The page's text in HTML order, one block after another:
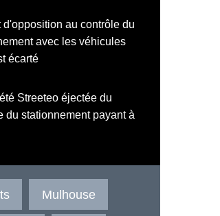
d'opposition au contrôle du
avec les véhicules
écarté
Streeteo éjectée du
du stationnement payant à
Mulhouse